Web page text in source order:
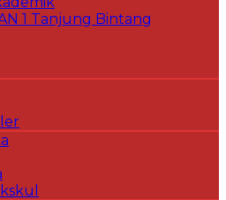
1 Tanjung Bintang